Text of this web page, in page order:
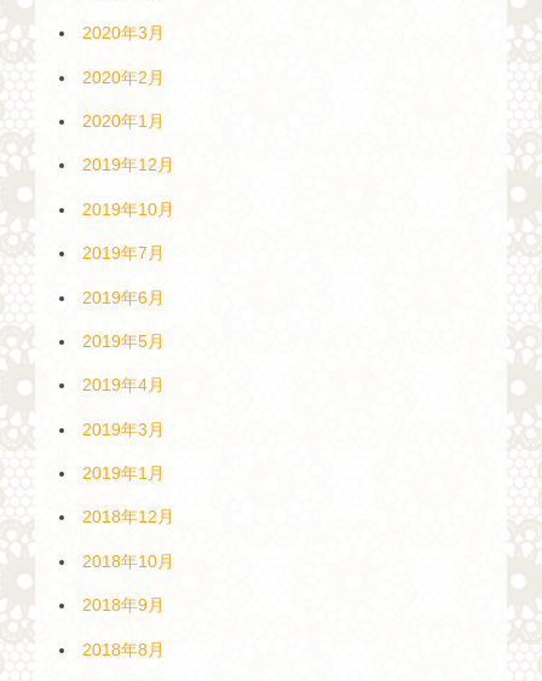
2020年3月
2020年2月
2020年1月
2019年12月
2019年10月
2019年7月
2019年6月
2019年5月
2019年4月
2019年3月
2019年1月
2018年12月
2018年10月
2018年9月
2018年8月